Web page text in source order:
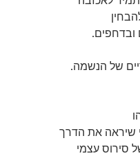
ובדחפים.
של הנשמה.
שיראה את הדרך
סירוס עצמי